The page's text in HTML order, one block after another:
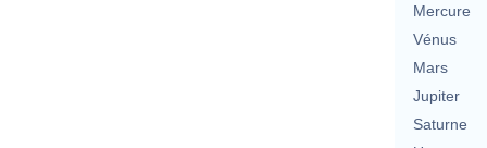
Mercure
Vénus
Mars
Jupiter
Saturne